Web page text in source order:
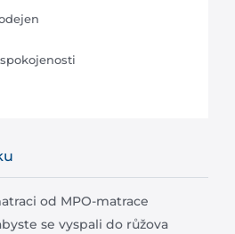
od MPO-matrace
se vyspali do růžova